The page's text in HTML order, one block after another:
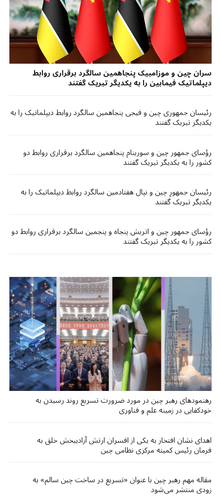
سران چین و موزامبیک پنجاهمین سالگرد برقراری روابط
دیپلماتیک فیمابین را به یکدیگر تبریک گفتند
رئیسان جمهوری چین و فیجی پنجاهمین سالگرد روابط دیپلماتیک را به
یکدیگر تبریک گفتند
رؤسای جمهور چین و سورینام پنجاهمین سالگرد برقراری روابط دو
کشور را به یکدیگر تبریک گفتند
رئیسان جمهورِ چین و نپال هفتادمین سالگرد روابط دیپلماتیک را به
یکدیگر تبریک گفتند
رؤسای جمهور چین و اتریش پنجاه و پنجمین سالگرد برقراری روابط دو
کشور را به یکدیگر تبریک گفتند
رهنمودهای رهبر چین در مورد ضرورت تسریع روند رسیدن به
خودکفایی در زمینه علم و فناوری
اهدای نشان افتخار به یکی از افسران ارتش آزادیبخش خلق به
فرمان رئیس کمیته مرکزی نظامی چین
مقاله مهم رهبر چین با عنوان «تسریع در ساخت چین سالم» به
زودی منتشر می‌شود